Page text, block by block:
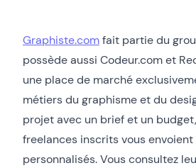
Graphiste.comfait partie du
possède aussi Codeur.com et
une place de marché
métiers du graphisme et du
projet avec un brief et un
freelances inscrits vous
personnalisés. Vous consultez